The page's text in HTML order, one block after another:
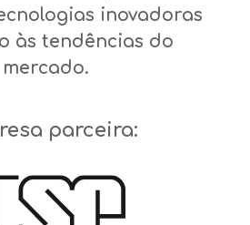
inovadoras
às tendências do
mercado.
parceira: